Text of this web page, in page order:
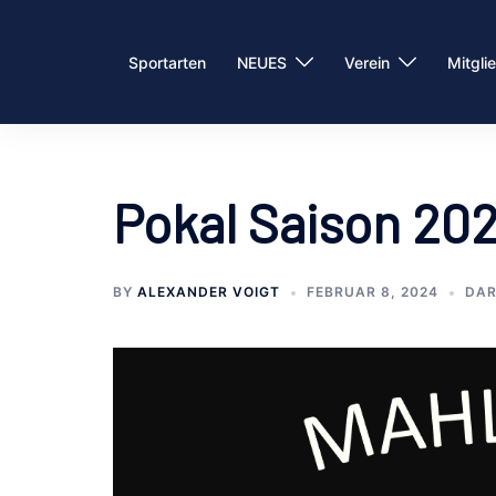
Sportarten NEUES Verein
Pokal Saison
BY ALEXANDER VOIGT FEBRUAR 8, 2024